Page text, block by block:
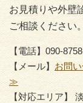
お見積りや外壁
ご相談ください。
【電話】090-
【メール】 お問
≫
【対応エリア】